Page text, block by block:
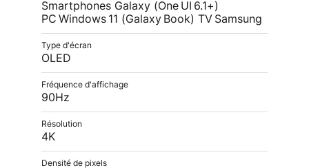
Smartphones Galaxy (One UI 6.1+)
PC Windows 11 (Galaxy Book) TV Samsung
Type d'écran
OLED
Fréquence d'affichage
90Hz
Résolution
4K
Densité de pixels